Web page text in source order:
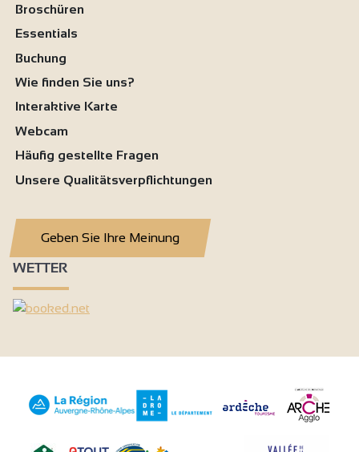
Broschüren
Essentials
Buchung
Wie finden Sie uns?
Interaktive Karte
Webcam
Häufig gestellte Fragen
Unsere Qualitätsverpflichtungen
Geben Sie Ihre Meinung
WETTER